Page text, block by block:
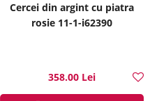
Cercei din argint cu piatra
rosie 11-1-i62390
358.00 Lei